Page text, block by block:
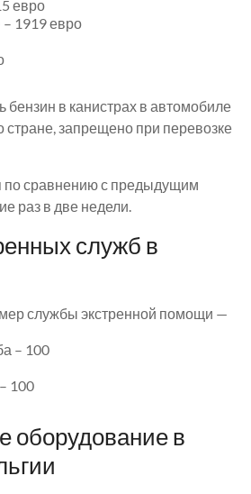
евро
1919 евро
бензин в канистрах в автомобиле
запрещено при перевозке
по сравнению с предыдущим
раз в две недели.
служб в
службы экстренной помощи —
– 100
100
оборудование в